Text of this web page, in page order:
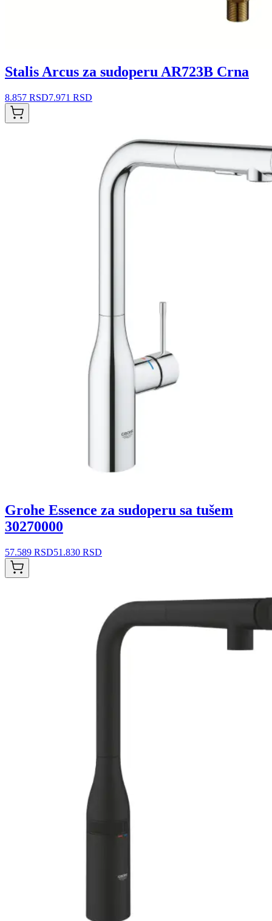
Stalis Arcus za sudoperu AR723B Crna
8.857 RSD7.971 RSD
Grohe Essence za sudoperu sa tušem
30270000
57.589 RSD51.830 RSD